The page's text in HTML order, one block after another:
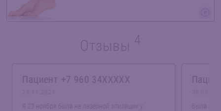
Отзывы 4
Пациент +7 960 34XXXXX
Я 23 ноября была на лазерной эпиляции у
Была на